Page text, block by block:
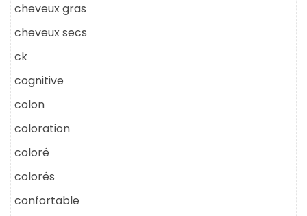
cheveux gras
cheveux secs
ck
cognitive
colon
coloration
coloré
colorés
confortable